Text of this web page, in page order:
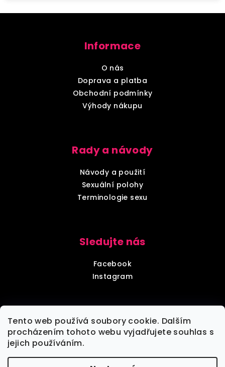
Tento web používá soubory cookie. Dalším
procházením tohoto webu vyjadřujete souhlas s
jejich používáním.
Informace
O nás
Doprava a platba
Obchodní podmínky
Výhody nákupu
Rady a návody
Návody a použití
Sexuální polohy
Terminologie sexu
Sledujte nás
Facebook
Instagram
Diskrétní balení
Každou objednávku zabalíme tak, aby nebylo poznat,